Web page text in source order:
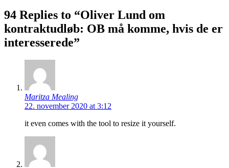
94 Replies to “Oliver Lund om
kontraktudløb: OB må komme, hvis de er
interesserede”
Maritza Mealing
22. november 2020 at 3:12
it even comes with the tool to resize it yourself.